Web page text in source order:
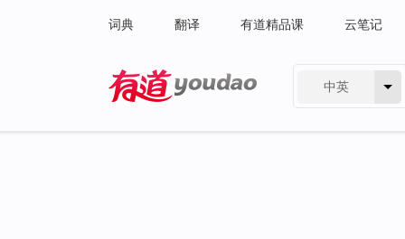
词典 翻译 有道精品课 云笔记
中英